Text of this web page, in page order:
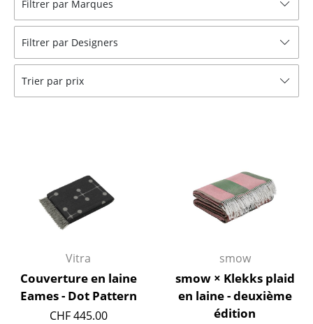
Tabourets
Bancs & Chaises longues
Poufs poires
Chaises de bureau
Chaises de conférence
Pièces détachées
... voir tous les sièges
Filtrer par Marques
Filtrer par Designers
Trier par prix
Vitra
Couverture en laine
Eames - Dot Pattern
CHF 445.00
smow
smow × Klekks plaid
en laine - deuxième
édition